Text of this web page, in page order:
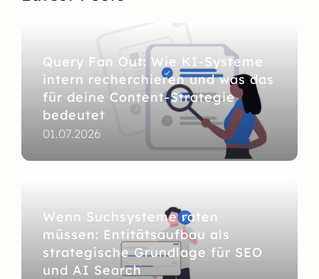
Query Fan Out: Wie KI-Systeme
intern recherchieren und was das
für deine Content-Strategie
bedeutet
01.07.2026
Wenn Suchsysteme raten
müssen: Entitätsaufbau als
strategische Grundlage für SEO
und AI Search